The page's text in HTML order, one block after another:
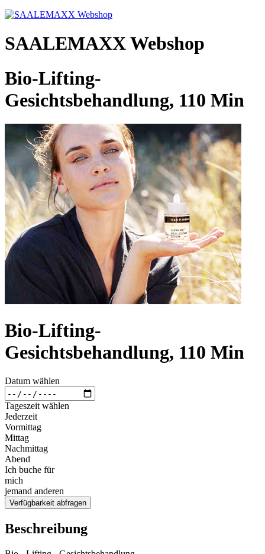
SAALEMAXX Webshop
Bio-Lifting-
Gesichtsbehandlung, 110 Min
Bio-Lifting-
Gesichtsbehandlung, 110 Min
Datum wählen
Tageszeit wählen
Jederzeit
Vormittag
Mittag
Nachmittag
Abend
Ich buche für
mich
jemand anderen
Verfügbarkeit abfragen
Beschreibung